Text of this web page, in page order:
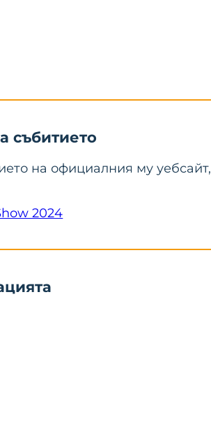
събитието
на официалния му уебсайт,
2024